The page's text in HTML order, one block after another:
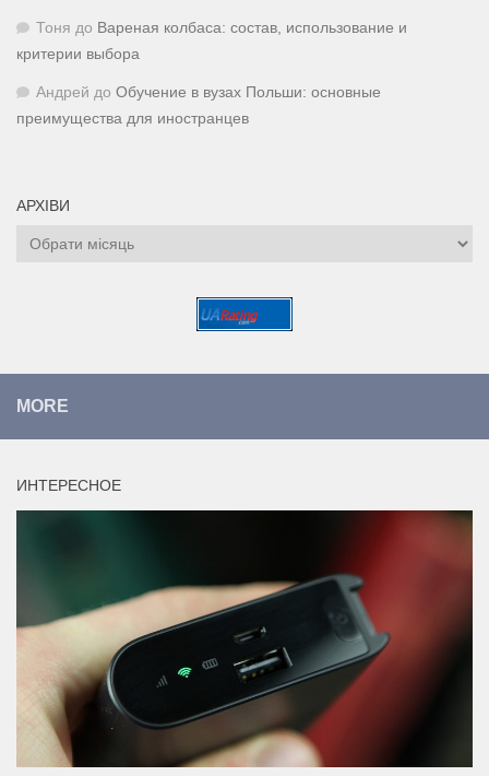
Тоня до Вареная колбаса: состав, использование и
критерии выбора
Андрей до Обучение в вузах Польши: основные
преимущества для иностранцев
АРХІВИ
Архіви
MORE
ИНТЕРЕСНОЕ